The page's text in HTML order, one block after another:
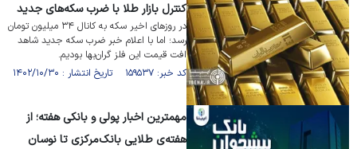
کنترل بازار طلا با ضرب سکه‌های جدید
در روز‌های اخیر سکه به کانال ۳۴ میلیون تومان
رسد؛ اما با اعلام خبر ضرب سکه جدید شاهد
افت قیمت این فلز گران‌بها بودیم.
کد خبر: ۱۵۹۵۳۷ تاریخ انتشار : ۱۴۰۲/۱۰/۳۰
مهمترین اخبار پولی و بانکی هفته؛ از
هفته‌ی طلایی بانک‌مرکزی تا نوسان